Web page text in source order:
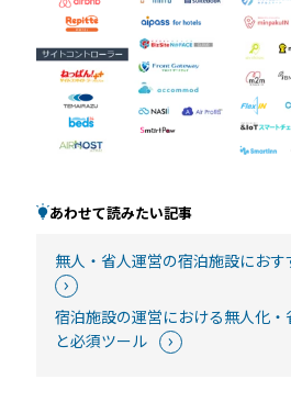
あわせて読みたい記事
無人・省人運営の宿泊施設におす
宿泊施設の運営における無人化・
と必須ツール